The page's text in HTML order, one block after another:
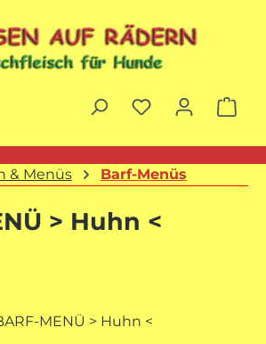
& Menüs Barf-Menüs
> Huhn <